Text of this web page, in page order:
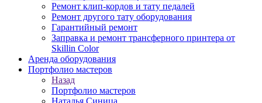
Ремонт клип-кордов и тату педалей
Ремонт другого тату оборудования
Гарантийный ремонт
Заправка и ремонт трансферного принтера от
Skillin Color
Аренда оборудования
Портфолио мастеров
Назад
Портфолио мастеров
Наталья Синица